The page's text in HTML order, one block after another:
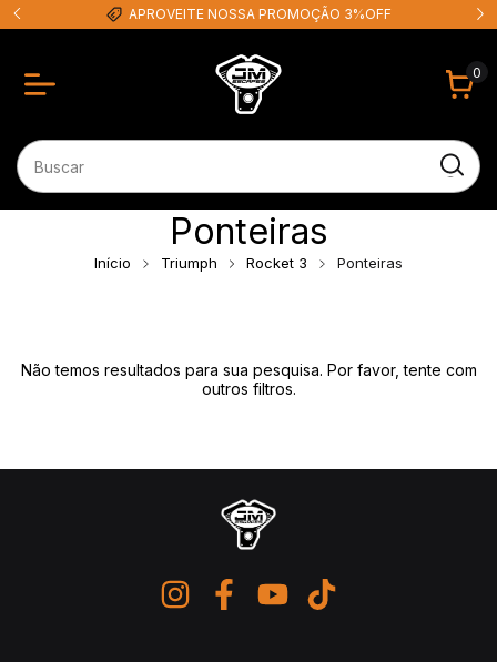
APROVEITE NOSSA PROMOÇÃO 3%OFF
0
Ponteiras
Início Triumph Rocket 3 Ponteiras
Não temos resultados para sua pesquisa. Por favor, tente com
outros filtros.